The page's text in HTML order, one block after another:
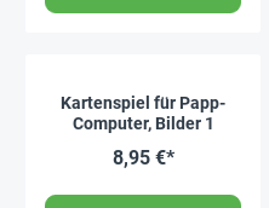
Kartenspiel für Papp-
Computer, Bilder 1
8,95 €*